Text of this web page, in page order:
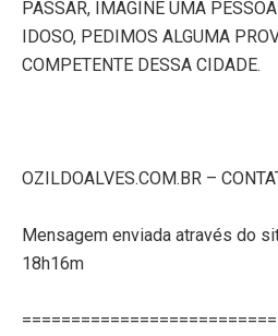
PASSAR, IMAGINE UMA
IDOSO, PEDIMOS ALGUMA
COMPETENTE DESSA CIDADE.
OZILDOALVES.COM.BR –
Mensagem enviada através do
18h16m